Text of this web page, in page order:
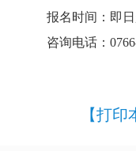
报名时间：即日
咨询电话：0766-
【打印